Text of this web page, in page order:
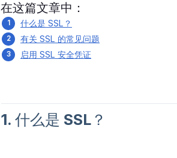
在这篇文章中：
什么是 SSL？
有关 SSL 的常见问题
启用 SSL 安全凭证
1. 什么是 SSL？